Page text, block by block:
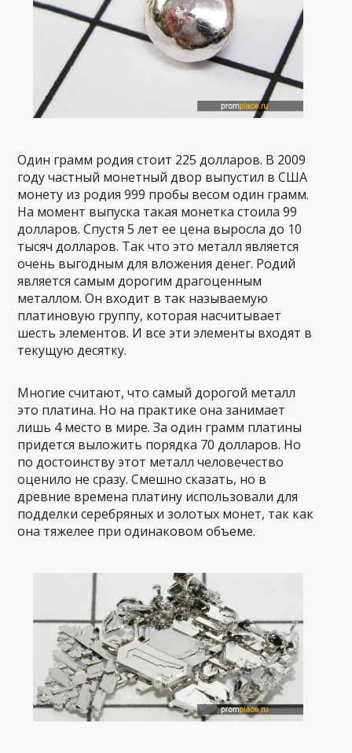
Один грамм родия стоит 225 долларов. В 2009
году частный монетный двор выпустил в США
монету из родия 999 пробы весом один грамм.
На момент выпуска такая монетка стоила 99
долларов. Спустя 5 лет ее цена выросла до 10
тысяч долларов. Так что это металл является
очень выгодным для вложения денег. Родий
является самым дорогим драгоценным
металлом. Он входит в так называемую
платиновую группу, которая насчитывает
шесть элементов. И все эти элементы входят в
текущую десятку.
Многие считают, что самый дорогой металл
это платина. Но на практике она занимает
лишь 4 место в мире. За один грамм платины
придется выложить порядка 70 долларов. Но
по достоинству этот металл человечество
оценило не сразу. Смешно сказать, но в
древние времена платину использовали для
подделки серебряных и золотых монет, так как
она тяжелее при одинаковом объеме.